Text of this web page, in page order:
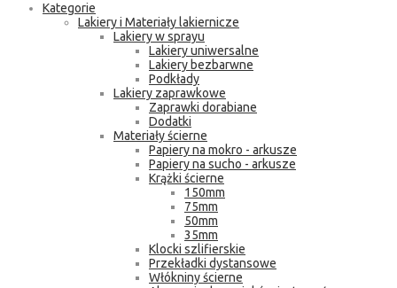
Kategorie
Lakiery i Materiały lakiernicze
Lakiery w sprayu
Lakiery uniwersalne
Lakiery bezbarwne
Podkłady
Lakiery zaprawkowe
Zaprawki dorabiane
Dodatki
Materiały ścierne
Papiery na mokro - arkusze
Papiery na sucho - arkusze
Krążki ścierne
150mm
75mm
50mm
35mm
Klocki szlifierskie
Przekładki dystansowe
Włókniny ścierne